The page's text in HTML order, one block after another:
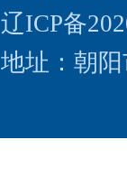
辽ICP备
地址：朝